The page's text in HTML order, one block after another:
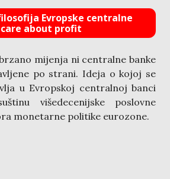
Evropske centralne
care about profit
mijenja ni centralne banke
po strani. Ideja o kojoj se
u Evropskoj centralnoj banci
višedecenijske poslovne
monetarne politike eurozone.